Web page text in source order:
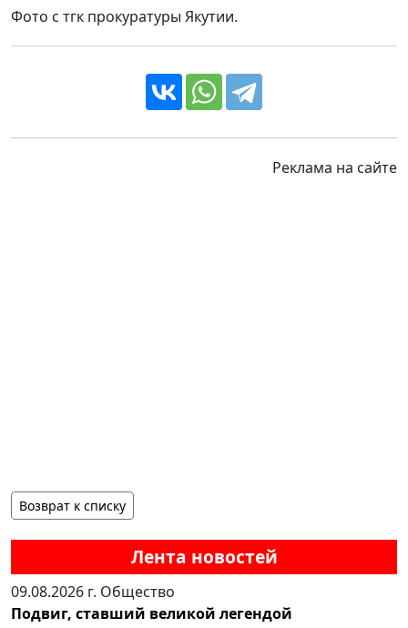
Лента новостей
09.08.2026 г. Общество
Подвиг, ставший великой легендой
Фото с тгк прокуратуры Якутии.
Реклама на сайте
Возврат к списку